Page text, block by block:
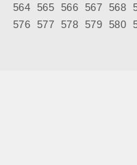
564
565 566 567 568
576
577 578 579 580